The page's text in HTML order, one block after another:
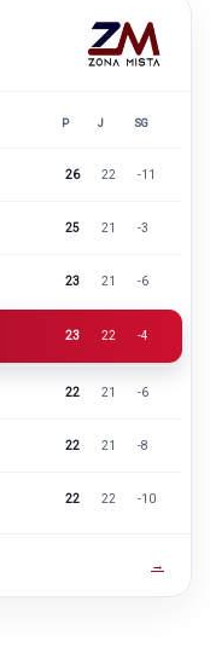
P J SG
26 22 -11
25 21 -3
23 21 -6
23 22 -4
22 21 -6
22 21 -8
22 22 -10
→